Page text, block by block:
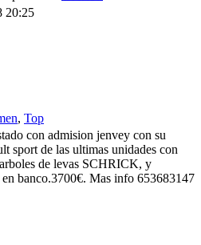
con admision jenvey con su
sport de las ultimas unidades con
de levas SCHRICK, y
banco.3700€. Mas info 653683147